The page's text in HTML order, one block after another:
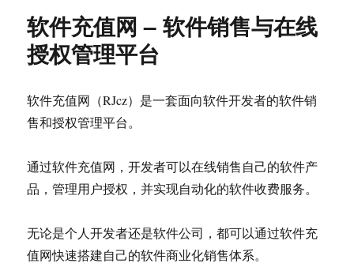
邮
一
款
于
邮
件
发
的
Windows
软件充值网 – 软件销售与在线
授权管理平台
软件充值网（RJcz）是一套面向软件开发者的软件销
售和授权管理平台。
通过软件充值网，开发者可以在线销售自己的软件产
品，管理用户授权，并实现自动化的软件收费服务。
无论是个人开发者还是软件公司，都可以通过软件充
值网快速搭建自己的软件商业化销售体系。